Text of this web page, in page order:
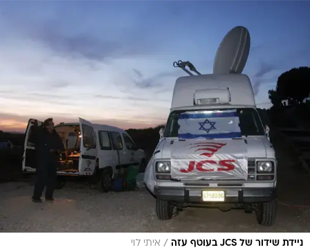
ניידת שידור של JCS בעוטף עזה / איתי לוי